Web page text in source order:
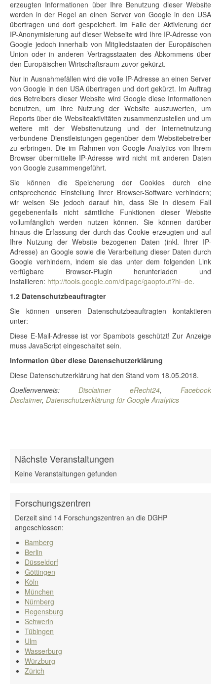
erzeugten Informationen über Ihre Benutzung dieser Website
werden in der Regel an einen Server von Google in den USA
übertragen und dort gespeichert. Im Falle der Aktivierung der
IP-Anonymisierung auf dieser Webseite wird Ihre IP-Adresse von
Google jedoch innerhalb von Mitgliedstaaten der Europäischen
Union oder in anderen Vertragsstaaten des Abkommens über
den Europäischen Wirtschaftsraum zuvor gekürzt.
Nur in Ausnahmefällen wird die volle IP-Adresse an einen Server
von Google in den USA übertragen und dort gekürzt. Im Auftrag
des Betreibers dieser Website wird Google diese Informationen
benutzen, um Ihre Nutzung der Website auszuwerten, um
Reports über die Websiteaktivitäten zusammenzustellen und um
weitere mit der Websitenutzung und der Internetnutzung
verbundene Dienstleistungen gegenüber dem Websitebetreiber
zu erbringen. Die im Rahmen von Google Analytics von Ihrem
Browser übermittelte IP-Adresse wird nicht mit anderen Daten
von Google zusammengeführt.
Sie können die Speicherung der Cookies durch eine
entsprechende Einstellung Ihrer Browser-Software verhindern;
wir weisen Sie jedoch darauf hin, dass Sie in diesem Fall
gegebenenfalls nicht sämtliche Funktionen dieser Website
vollumfänglich werden nutzen können. Sie können darüber
hinaus die Erfassung der durch das Cookie erzeugten und auf
Ihre Nutzung der Website bezogenen Daten (inkl. Ihrer IP-
Adresse) an Google sowie die Verarbeitung dieser Daten durch
Google verhindern, indem sie das unter dem folgenden Link
verfügbare Browser-Plugin herunterladen und
installieren: http://tools.google.com/dlpage/gaoptout?hl=de.
1.2 Datenschutzbeauftragter
Sie können unseren Datenschutzbeauftragten kontaktieren
unter:
Diese E-Mail-Adresse ist vor Spambots geschützt! Zur Anzeige
muss JavaScript eingeschaltet sein.
Information über diese Datenschutzerklärung
Diese Datenschutzerklärung hat den Stand vom 18.05.2018.
Quellenverweis: Disclaimer eRecht24, Facebook
Disclaimer, Datenschutzerklärung für Google Analytics
Nächste Veranstaltungen
Keine Veranstaltungen gefunden
Forschungszentren
Derzeit sind 14 Forschungszentren an die DGHP
angeschlossen:
Bamberg
Berlin
Düsseldorf
Göttingen
Köln
München
Nürnberg
Regensburg
Schwerin
Tübingen
Ulm
Wasserburg
Würzburg
Zürich